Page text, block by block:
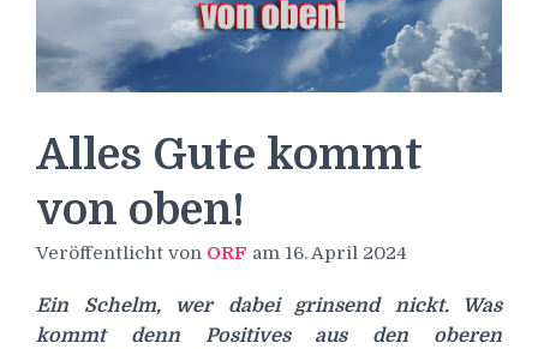
Alles Gute kommt
von oben!
Veröffentlicht von ORF am 16. April 2024
Ein Schelm, wer dabei grinsend nickt. Was
kommt denn Positives aus den oberen